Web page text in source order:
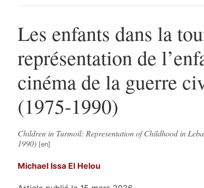
Les enfants dans la
représentation de
cinéma de la guerre
(1975-1990)
Children in Turmoil: Representation of Childhood in
1990)
Michael Issa El Helou